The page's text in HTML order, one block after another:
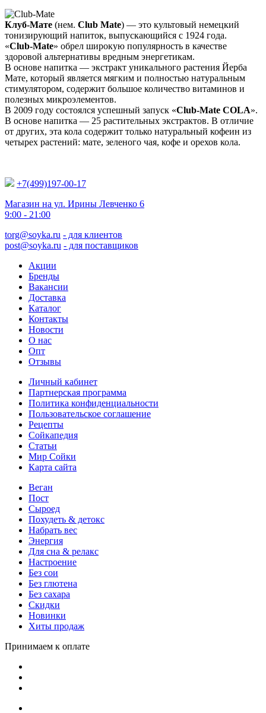
Клуб-Мате (нем. Club Mate) — это культовый немецкий
тонизирующий напиток, выпускающийся с 1924 года.
«Club-Mate» обрел широкую популярность в качестве
здоровой альтернативы вредным энергетикам.
В основе напитка — экстракт уникального растения Йерба
Мате, который является мягким и полностью натуральным
стимулятором, содержит большое количество витаминов и
полезных микроэлементов.
В 2009 году состоялся успешный запуск «Сlub-Mate COLA».
В основе напитка — 25 растительных экстрактов. В отличие
от других, эта кола содержит только натуральный кофеин из
четырех растений: мате, зеленого чая, кофе и орехов кола.
+7(499)197-00-17
Магазин на ул. Ирины Левченко 6
9:00 - 21:00
torg@soyka.ru - для клиентов
post@soyka.ru - для поставщиков
Акции
Бренды
Вакансии
Доставка
Каталог
Контакты
Новости
О нас
Опт
Отзывы
Личный кабинет
Партнерская программа
Политика конфиденциальности
Пользовательское соглашение
Рецепты
Сойкапедия
Статьи
Мир Сойки
Карта сайта
Веган
Пост
Сыроед
Похудеть & детокс
Набрать вес
Энергия
Для сна & релакс
Настроение
Без сои
Без глютена
Без сахара
Скидки
Новинки
Хиты продаж
Принимаем к оплате